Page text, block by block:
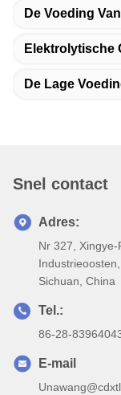
De Voeding
Elektrolytische
De Lage
Snel contact
Adres:
Nr 327,
Sichuan, China
Tel.:
86-28-
E-mail